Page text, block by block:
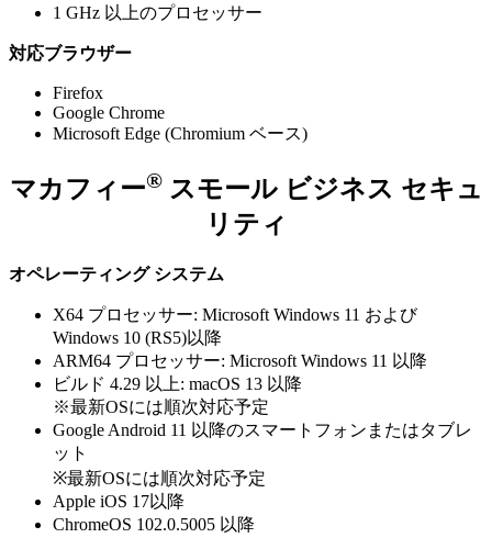
1 GHz 以上のプロセッサー
対応ブラウザー
Firefox
Google Chrome
Microsoft Edge (Chromium ベース)
マカフィー®スモール ビジネス セキュ
リティ
オペレーティング システム
X64 プロセッサー: Microsoft Windows 11 および
Windows 10 (RS5)以降
ARM64 プロセッサー: Microsoft Windows 11 以降
ビルド 4.29 以上: macOS 13 以降
※最新OSには順次対応予定
Google Android 11 以降のスマートフォンまたはタブレ
ット
※最新OSには順次対応予定
Apple iOS 17以降
ChromeOS 102.0.5005 以降